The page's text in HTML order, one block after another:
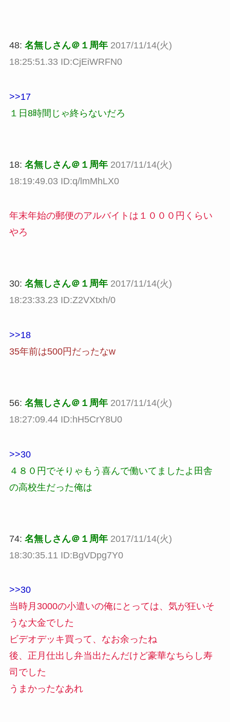
48: 名無しさん＠１周年 2017/11/14(火)
18:25:51.33 ID:CjEiWRFN0
>>17
１日8時間じゃ終らないだろ
18: 名無しさん＠１周年 2017/11/14(火)
18:19:49.03 ID:q/lmMhLX0
年末年始の郵便のアルバイトは１０００円くらい
やろ
30: 名無しさん＠１周年 2017/11/14(火)
18:23:33.23 ID:Z2VXtxh/0
>>18
35年前は500円だったなw
56: 名無しさん＠１周年 2017/11/14(火)
18:27:09.44 ID:hH5CrY8U0
>>30
４８０円でそりゃもう喜んで働いてましたよ田舎
の高校生だった俺は
74: 名無しさん＠１周年 2017/11/14(火)
18:30:35.11 ID:BgVDpg7Y0
>>30
当時月3000の小遣いの俺にとっては、気が狂いそ
うな大金でした
ビデオデッキ買って、なお余ったね
後、正月仕出し弁当出たんだけど豪華なちらし寿
司でした
うまかったなあれ